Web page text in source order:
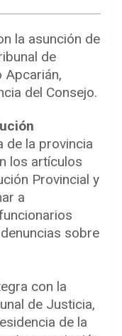
la asunción de
de
Apcarián,
del Consejo.
de la provincia
los artículos
Provincial y
a
sobre
con la
de Justicia,
de la